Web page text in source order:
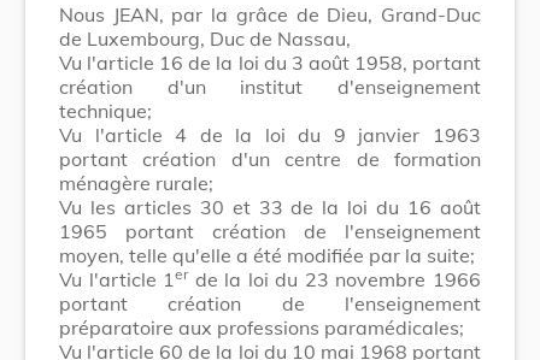
Nous JEAN, par la grâce de Dieu, Grand-Duc
de Luxembourg, Duc de Nassau,
Vu l'article 16 de la loi du 3 août 1958, portant
création d'un institut d'enseignement
technique;
Vu l'article 4 de la loi du 9 janvier 1963
portant création d'un centre de formation
ménagère rurale;
Vu les articles 30 et 33 de la loi du 16 août
1965 portant création de l'enseignement
moyen, telle qu'elle a été modifiée par la suite;
Vu l'article 1erde la loi du 23 novembre 1966
portant création de l'enseignement
préparatoire aux professions paramédicales;
Vu l'article 60 de la loi du 10 mai 1968 portant